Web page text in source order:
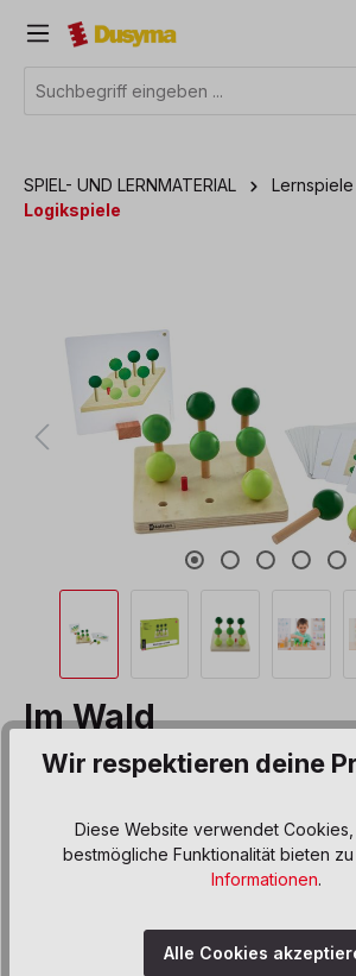
springen
SPIEL- UND LERNMATERIAL
Logikspiele
Im Wald
Produktnummer:560797
47,50 €*
Preise inkl. MwSt. zzgl. Versand- bzw.
Sofort verfügbar, Lieferzeit: 5 Werktage
Wir respektieren deine
Diese Website verwendet Cookies,
bestmögliche Funktionalität bieten zu
Informationen.
Alle Cookies